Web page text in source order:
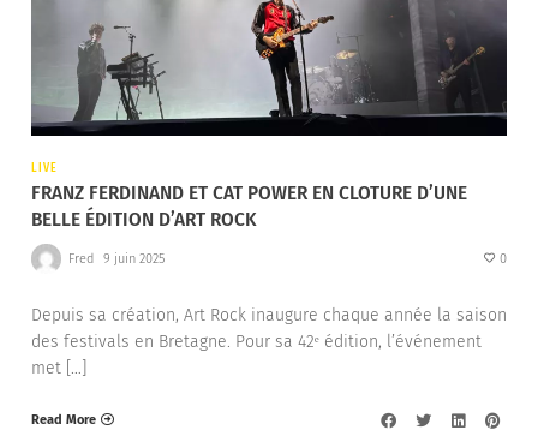
LIVE
FRANZ FERDINAND ET CAT POWER EN CLOTURE D’UNE
BELLE ÉDITION D’ART ROCK
Fred 9 juin 2025 0
Depuis sa création, Art Rock inaugure chaque année la saison
des festivals en Bretagne. Pour sa 42ᵉ édition, l’événement
met […]
Read More